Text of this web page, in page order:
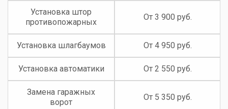
Установка штор
противопожарных
От 3 900 руб.
Установка шлагбаумов От 4 950 руб.
Установка автоматики От 2 550 руб.
Замена гаражных
ворот
От 5 350 руб.